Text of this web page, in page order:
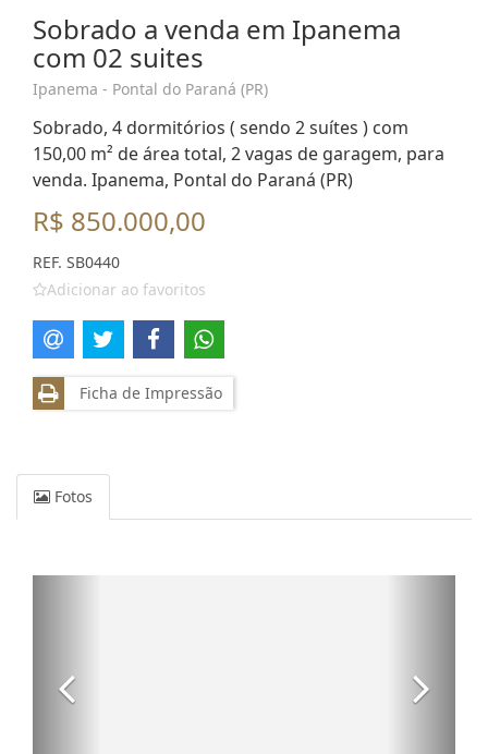
Sobrado a venda em Ipanema
com 02 suites
Ipanema - Pontal do Paraná (PR)
Sobrado, 4 dormitórios ( sendo 2 suítes ) com
150,00 m² de área total, 2 vagas de garagem, para
venda. Ipanema, Pontal do Paraná (PR)
R$ 850.000,00
REF. SB0440
Adicionar ao favoritos
Ficha de Impressão
Fotos